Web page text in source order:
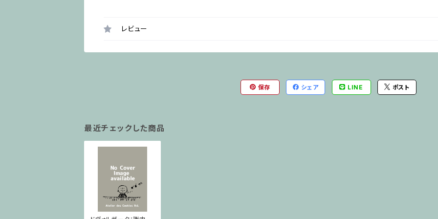
レビュー
保存 シェア LINE ポスト
最近チェックした商品